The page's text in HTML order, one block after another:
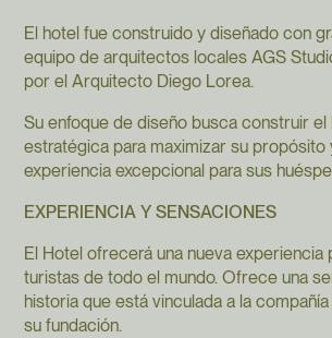
El hotel fue construido y diseñado con
equipo de arquitectos locales AGS
por el Arquitecto Diego Lorea.
Su enfoque de diseño busca construir el
estratégica para maximizar su
experiencia excepcional para sus
EXPERIENCIA Y SENSACIONES
El Hotel ofrecerá una nueva experiencia
turistas de todo el mundo. Ofrece una
historia que está vinculada a la
su fundación.